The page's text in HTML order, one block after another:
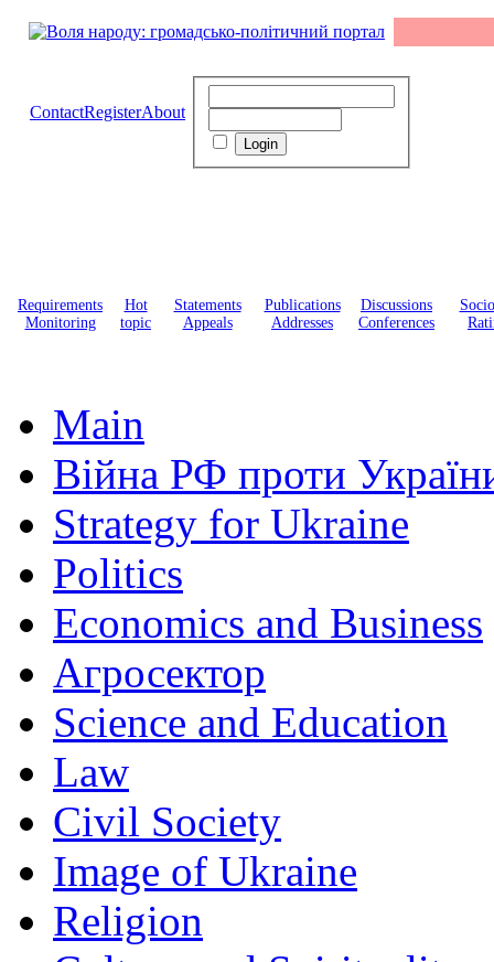
ContactRegisterAbout
Requirements
Monitoring
Hot
topic
Statements
Appeals
Publications
Addresses
Discussions
Conferences
Main
Війна РФ проти
Strategy for Ukraine
Politics
Economics and Business
Агросектор
Science and Education
Law
Civil Society
Image of Ukraine
Religion